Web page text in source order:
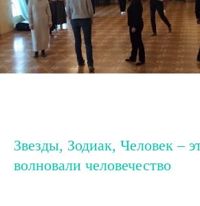
Звезды, Зодиак, Человек –
волновали человечество